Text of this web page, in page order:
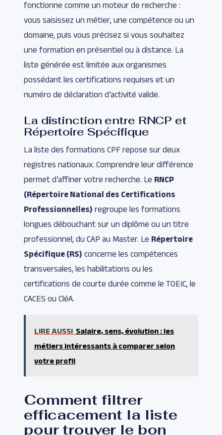
fonctionne comme un moteur de recherche :
vous saisissez un métier, une compétence ou un
domaine, puis vous précisez si vous souhaitez
une formation en présentiel ou à distance. La
liste générée est limitée aux organismes
possédant les certifications requises et un
numéro de déclaration d’activité valide.
La distinction entre RNCP et
Répertoire Spécifique
La liste des formations CPF repose sur deux
registres nationaux. Comprendre leur différence
permet d’affiner votre recherche. Le RNCP
(Répertoire National des Certifications
Professionnelles) regroupe les formations
longues débouchant sur un diplôme ou un titre
professionnel, du CAP au Master. Le Répertoire
Spécifique (RS) concerne les compétences
transversales, les habilitations ou les
certifications de courte durée comme le TOEIC, le
CACES ou CléA.
LIRE AUSSI Salaire, sens, évolution : les
métiers intéressants à comparer selon
votre profil
Comment filtrer
efficacement la liste
pour trouver le bon